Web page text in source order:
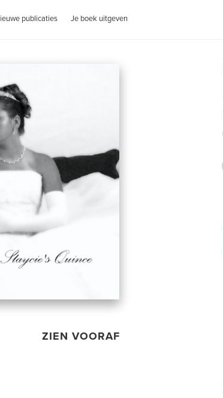
publicaties Je boek uitgeven
ZIEN VOORAF